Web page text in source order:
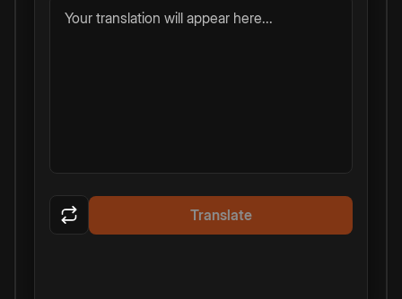
Your translation will appear here...
Translate